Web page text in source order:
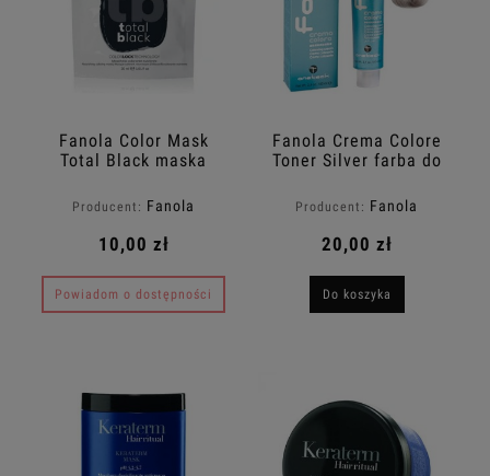
Fanola Color Mask
Total Black maska
włosów 30ml
Producent: Fanola
10,00 zł
Powiadom o dostępności
Fanola Crema Colore
Toner Silver farba do
Producent: Fanola
20,00 zł
Do koszyka